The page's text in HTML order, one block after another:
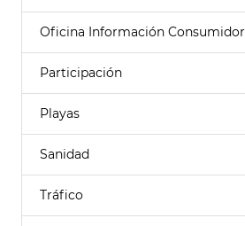
Oficina Información Consumidor
Participación
Playas
Sanidad
Tráfico